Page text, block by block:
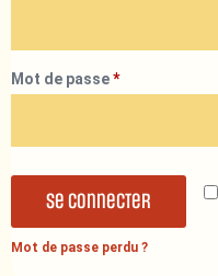
Mot de passe*
Se connecter
Mot de passe perdu ?